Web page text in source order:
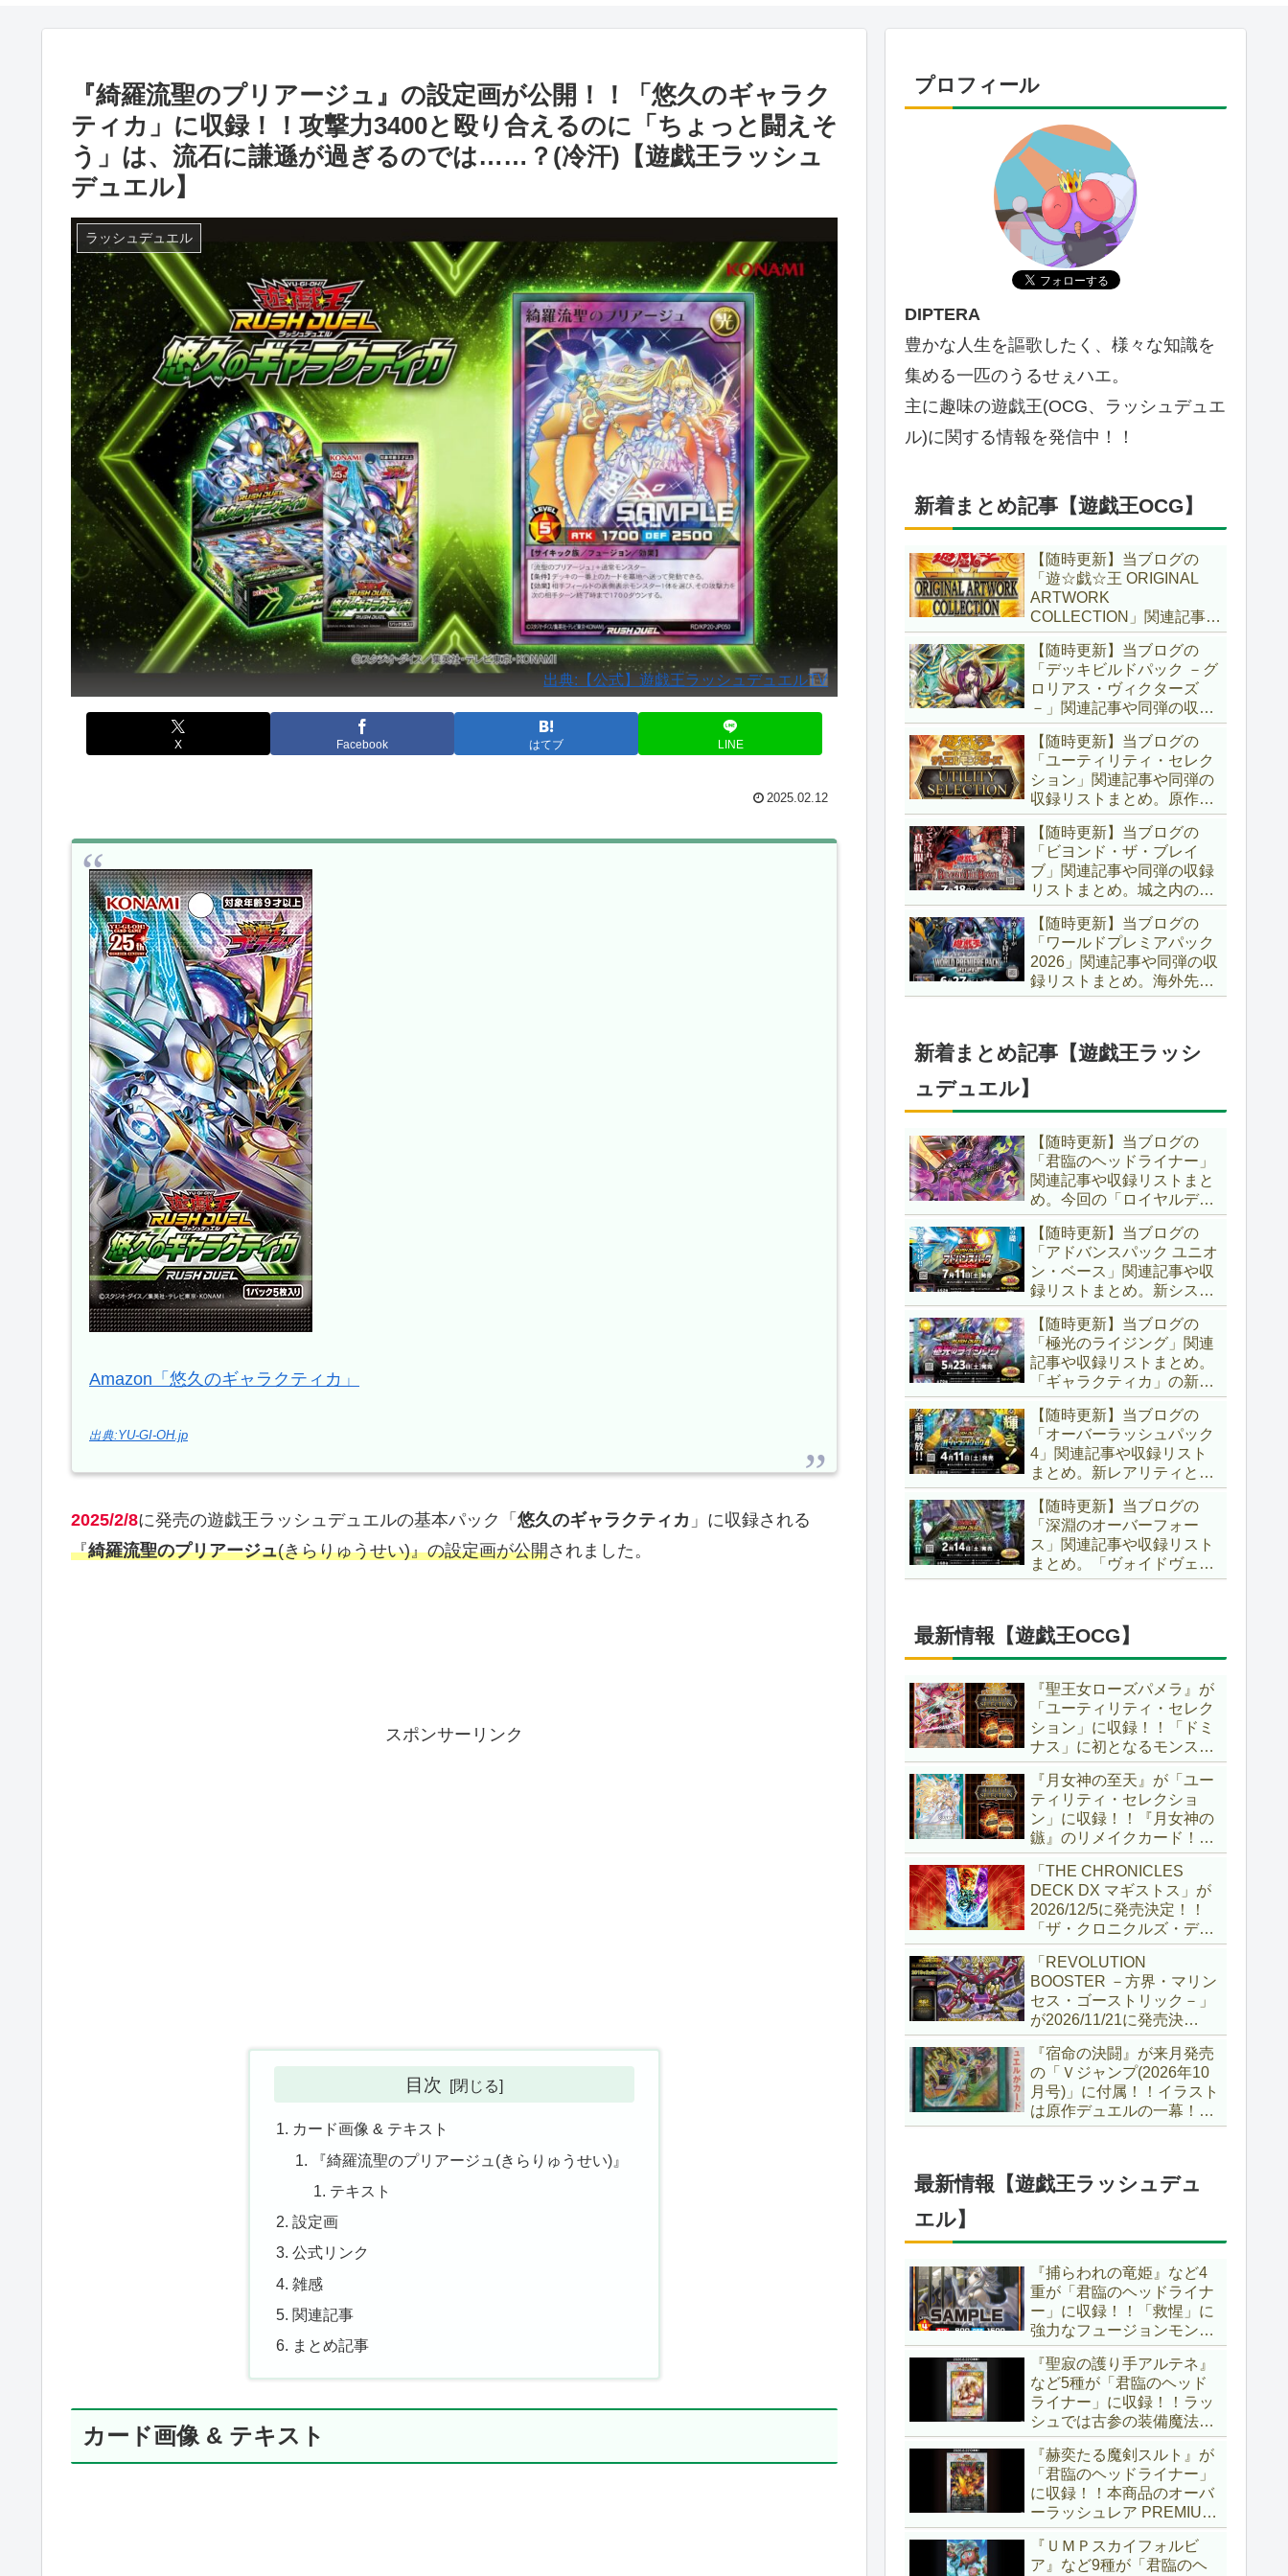
『綺羅流聖のプリアージュ』の設定画が公開！！「悠久のギャラク
ティカ」に収録！！攻撃力3400と殴り合えるのに「ちょっと闘えそ
う」は、流石に謙遜が過ぎるのでは……？(冷汗)【遊戯王ラッシュ
デュエル】
ラッシュデュエル
出典:【公式】遊戯王ラッシュデュエルTV
X Facebook はてブ LINE
2025.02.12
Amazon「悠久のギャラクティカ」
出典:YU-GI-OH.jp
2025/2/8に発売の遊戯王ラッシュデュエルの基本パック「 悠久のギャラクティカ 」に収録される
『綺羅流聖のプリアージュ(きらりゅうせい)』の設定画が公開されました。
スポンサーリンク
目次
カード画像 & テキスト
『綺羅流聖のプリアージュ(きらりゅうせい)』
テキスト
設定画
公式リンク
雑感
関連記事
まとめ記事
カード画像 & テキスト
プロフィール
DIPTERA
豊かな人生を謳歌したく、様々な知識を
集める一匹のうるせぇハエ。
主に趣味の遊戯王(OCG、ラッシュデュエ
ル)に関する情報を発信中！！
新着まとめ記事【遊戯王OCG】
【随時更新】当ブログの
「遊☆戯☆王 ORIGINAL
ARTWORK
COLLECTION」関連記事や
同弾の収録リストまとめ。
マンガスタイルとオーバー
フレームに焦点を当てた新
商品！！また、原作のモン
スターもリメイクされてい
ます！！【遊戯王OCG】
【随時更新】当ブログの
「デッキビルドパック －グ
ロリアス・ヴィクターズ
－」関連記事や同弾の収録
リストまとめ。効果を持た
ない古のモンスターを使役
する儀式テーマ「セネト」
に加え、「レイズ・ムー
ン」や「異解△」も登
場！！【遊戯王OCG】
【随時更新】当ブログの
「ユーティリティ・セレク
ション」関連記事や同弾の
収録リストまとめ。原作の
名シーンや懐かしの人気モ
ンスターをイメージした新
規カードが多数登場！！ま
た、「ドミナス」などの豪
華再録にも注目ですね～。
【遊戯王OCG】
【随時更新】当ブログの
「ビヨンド・ザ・ブレイ
ブ」関連記事や同弾の収録
リストまとめ。城之内のカ
ードたちが『時の黒魔術
師』関連となってリメイ
ク！！さらに、「Ｄ－ＨＥ
ＲＯ」の『幽獄の時計塔』
も待望のリメイクです！！
【随時更新】当ブログの
「ワールドプレミアパック
2026」関連記事や同弾の収
録リストまとめ。海外先行
カードが例年より早く来
ージした『リビングデッド
の呼び声』関連に注目が集
新着まとめ記事【遊戯王ラッシ
ュデュエル】
【随時更新】当ブログの
「君臨のヘッドライナー」
関連記事や収録リストまと
め。今回の「ロイヤルデモ
ンズ」は相手モンスターを
リリース！！また、新テー
マとして「救惺」、「ヘル
シィ」、「ゴエゴエ」も登
場です！！【遊戯王ラッシ
ュデュエル】
【随時更新】当ブログの
「アドバンスパック ユニオ
ン・ベース」関連記事や収
録リストまとめ。新システ
ム「ユニオンフュージョ
ン」の登場により、ようや
く原作さながらの「ＸＹ
Ｚ」が使用可能となりまし
た！！【遊戯王ラッシュデ
ュエル】
【随時更新】当ブログの
「極光のライジング」関連
記事や収録リストまとめ。
「ギャラクティカ」の新た
なフュージョンモンスター
やイラスト違い、「報道」
の強化に加え、幻竜族の新
テーマ「纏竜」も登場で
す！！【遊戯王ラッシュデ
ュエル】
【随時更新】当ブログの
「オーバーラッシュパック
4」関連記事や収録リスト
まとめ。新レアリティとし
てフルオーバーラッシュレ
ア仕様が初登場！！そし
て、OCGの大人気テーマ
「霊使い」も同時に実装さ
れています！！【遊戯王ラ
【随時更新】当ブログの
「深淵のオーバーフォー
ス」関連記事や収録リスト
まとめ。「ヴォイドヴェル
グ」や「夢中」、「ラ
「コスモス姫」などの人気
テーマ強化に加え、「冥
跡」もテーマ化です！！
【遊戯王ラッシュデュエ
ル】
最新情報【遊戯王OCG】
『聖王女ローズパメラ』が
「ユーティリティ・セレク
ション」に収録！！「ドミ
ナス」に初となるモンスタ
ーが登場！！『聖王の粉
砕』や『列王詩篇』に描か
れていた少女で、実際にこ
の2種を強力にサポートし
ていますね！！【遊戯王
OCG】
『月女神の至天』が「ユー
ティリティ・セレクショ
ン」に収録！！『月女神の
鏃』のリメイクカード！！
選出傾向が読めなくなりま
したが、後攻向けとは言え
無効化範囲の広がった『墓
穴の指名者』はめちゃくち
ゃ強力ですね！？【遊戯王
OCG】
「THE CHRONICLES
DECK DX マギストス」が
2026/12/5に発売決定！！
「ザ・クロニクルズ・デッ
キ」がリニューアル！！第
1弾は「マギストス」と
「エンディミオン」が選出
されています！！【遊戯王
OCG】
「REVOLUTION
BOOSTER －方界・マリン
セス・ゴーストリック－」
が2026/11/21に発売決
定！！「レボリューション
ブースター」の第2弾！！
今回は前回以上に個性派揃
いとなりましたね～。【遊
戯王OCG】
『宿命の決闘』が来月発売
の「Ｖジャンプ(2026年10
月号)」に付属！！イラスト
は原作デュエルの一幕！！
初期型デュエルディスクの
でしたし、それを再現する
のかな？【遊戯王OCG】
最新情報【遊戯王ラッシュデュ
エル】
『捕らわれの竜姫』など4
重が「君臨のヘッドライナ
ー」に収録！！「救惺」に
強力なフュージョンモンス
ターとサポーターが登
場！！性能の高さはもちろ
ん、イラストから推察され
る背景ストーリーも興味深
い……。【遊戯王ラッシュ
デュエル】
『聖寂の護り手アルテネ』
など5種が「君臨のヘッド
ライナー」に収録！！ラッ
シュでは古参の装備魔法
『アルテネの加護』がテー
マ化！！3種のユニオンが
存在し、天使族では汎用的
なサポーターとなります
ね！！【遊戯王ラッシュデ
ュエル】
『赫奕たる魔剣スルト』が
「君臨のヘッドライナー」
に収録！！本商品のオーバ
ーラッシュレア PREMIUM
BLACK Ver.枠！！初の下級
モンスターで、「ヘルシ
ィ」と相性抜群なバウンス
『ＵＭＰスカイフォルビ
ア』など9種が「君臨のヘ